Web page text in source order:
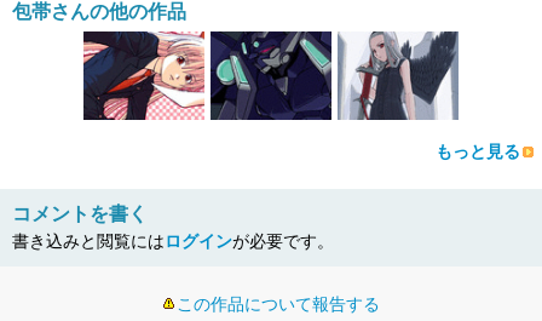
包帯さんの他の作品
もっと見る
コメントを書く
書き込みと閲覧にはログインが必要です。
この作品について報告する